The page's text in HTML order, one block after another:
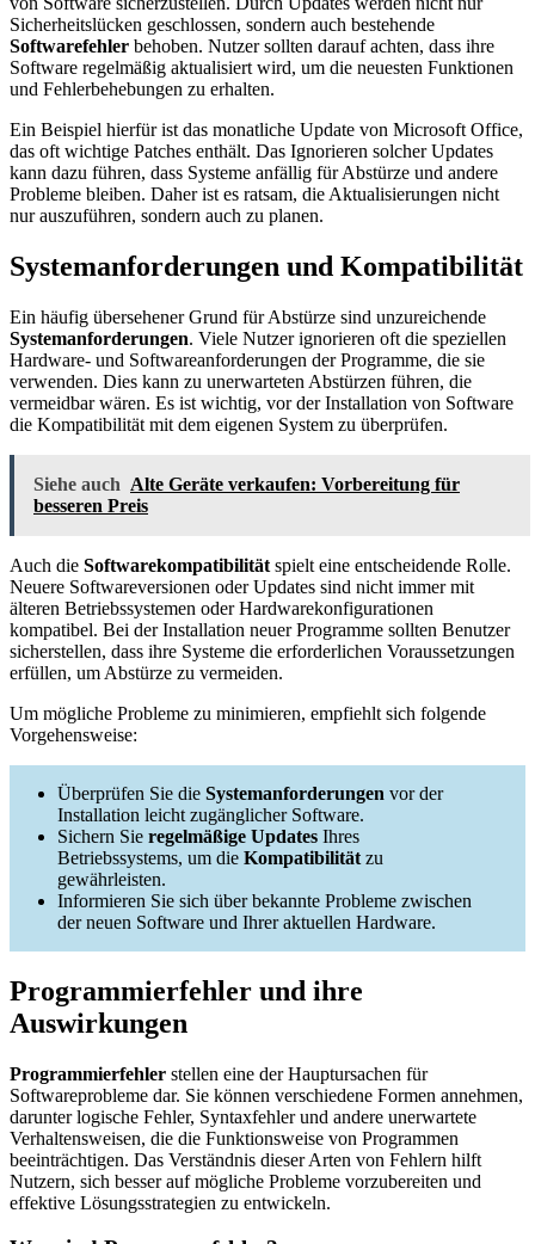
Sicherheitslücken geschlossen, sondern auch bestehende
Softwarefehler behoben. Nutzer sollten darauf achten, dass ihre
Software regelmäßig aktualisiert wird, um die neuesten Funktionen
und Fehlerbehebungen zu erhalten.
Ein Beispiel hierfür ist das monatliche Update von Microsoft Office,
das oft wichtige Patches enthält. Das Ignorieren solcher Updates
kann dazu führen, dass Systeme anfällig für Abstürze und andere
Probleme bleiben. Daher ist es ratsam, die Aktualisierungen nicht
nur auszuführen, sondern auch zu planen.
Systemanforderungen und Kompatibilität
Ein häufig übersehener Grund für Abstürze sind unzureichende
Systemanforderungen. Viele Nutzer ignorieren oft die speziellen
Hardware- und Softwareanforderungen der Programme, die sie
verwenden. Dies kann zu unerwarteten Abstürzen führen, die
vermeidbar wären. Es ist wichtig, vor der Installation von Software
die Kompatibilität mit dem eigenen System zu überprüfen.
Siehe auch Alte Geräte verkaufen: Vorbereitung für
besseren Preis
Auch die Softwarekompatibilität spielt eine entscheidende Rolle.
Neuere Softwareversionen oder Updates sind nicht immer mit
älteren Betriebssystemen oder Hardwarekonfigurationen
kompatibel. Bei der Installation neuer Programme sollten Benutzer
sicherstellen, dass ihre Systeme die erforderlichen Voraussetzungen
erfüllen, um Abstürze zu vermeiden.
Um mögliche Probleme zu minimieren, empfiehlt sich folgende
Vorgehensweise:
Überprüfen Sie die Systemanforderungen vor der
Installation leicht zugänglicher Software.
Sichern Sie regelmäßige Updates Ihres
Betriebssystems, um die Kompatibilität zu
gewährleisten.
Informieren Sie sich über bekannte Probleme zwischen
der neuen Software und Ihrer aktuellen Hardware.
Programmierfehler und ihre
Auswirkungen
Programmierfehler stellen eine der Hauptursachen für
Softwareprobleme dar. Sie können verschiedene Formen annehmen,
darunter logische Fehler, Syntaxfehler und andere unerwartete
Verhaltensweisen, die die Funktionsweise von Programmen
beeinträchtigen. Das Verständnis dieser Arten von Fehlern hilft
Nutzern, sich besser auf mögliche Probleme vorzubereiten und
effektive Lösungsstrategien zu entwickeln.